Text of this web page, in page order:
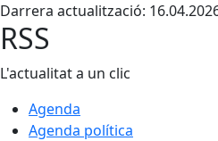
Darrera actualització:
RSS
L'actualitat a un clic
Agenda
Agenda política